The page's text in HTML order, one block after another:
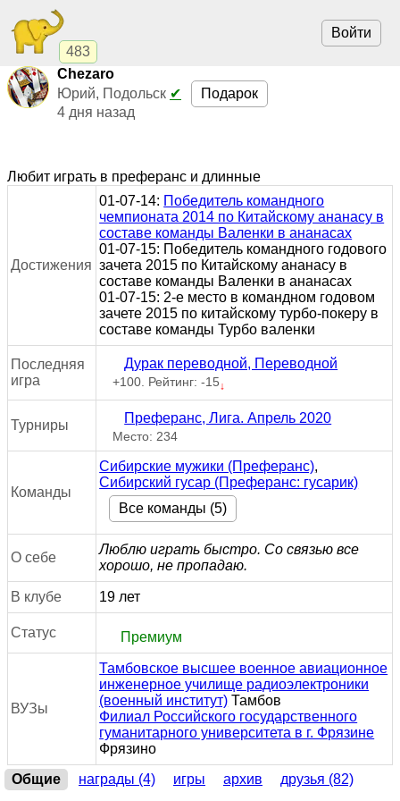
483
Войти
Chezaro
Юрий, Подольск ✔
4 дня назад
Подарок
Любит играть в преферанс и длинные
Достижения
01-07-14: Победитель командного
чемпионата 2014 по Китайскому ананасу в
составе команды Валенки в ананасах
01-07-15: Победитель командного годового
зачета 2015 по Китайскому ананасу в
составе команды Валенки в ананасах
01-07-15: 2-е место в командном годовом
зачете 2015 по китайскому турбо-покеру в
составе команды Турбо валенки
Последняя
игра
Дурак переводной, Переводной
+100. Рейтинг: -15↓
Турниры Преферанс, Лига. Апрель 2020
Место: 234
Команды
Сибирские мужики (Преферанс),
Сибирский гусар (Преферанс: гусарик)
Все команды (5)
О себе
Люблю играть быстро. Со связью все
хорошо, не пропадаю.
В клубе 19 лет
Статус Премиум
ВУЗы
Тамбовское высшее военное авиационное
инженерное училище радиоэлектроники
(военный институт) Тамбов
Филиал Российского государственного
гуманитарного университета в г. Фрязине
Фрязино
Общие
награды (4) игры архив
друзья (82)